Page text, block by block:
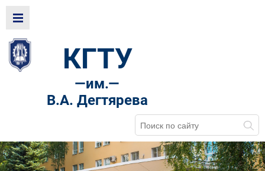
КГТУ
—им.—
В.А. Дегтярева